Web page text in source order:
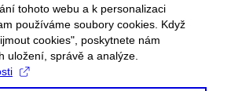
tohoto webu a k personalizaci
používáme soubory cookies. Když
cookies", poskytnete nám
uložení, správě a analýze.